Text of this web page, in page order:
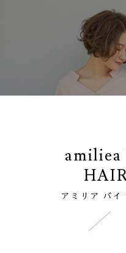
アミリア バ